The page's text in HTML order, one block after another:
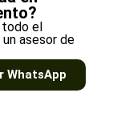
el
asesor de
WhatsApp